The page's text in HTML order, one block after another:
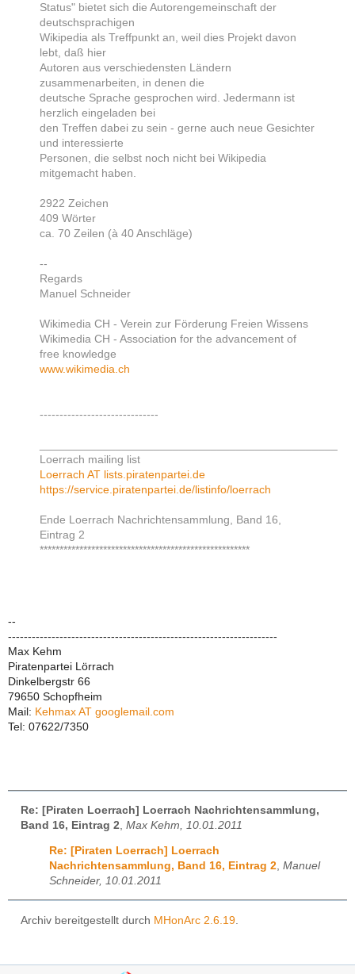
Status" bietet sich die Autorengemeinschaft der
deutschsprachigen
Wikipedia als Treffpunkt an, weil dies Projekt davon
lebt, daß hier
Autoren aus verschiedensten Ländern
zusammenarbeiten, in denen die
deutsche Sprache gesprochen wird. Jedermann ist
herzlich eingeladen bei
den Treffen dabei zu sein - gerne auch neue Gesichter
und interessierte
Personen, die selbst noch nicht bei Wikipedia
mitgemacht haben.
2922 Zeichen
409 Wörter
ca. 70 Zeilen (à 40 Anschläge)
--
Regards
Manuel Schneider
Wikimedia CH - Verein zur Förderung Freien Wissens
Wikimedia CH - Association for the advancement of
free knowledge
www.wikimedia.ch
------------------------------
Loerrach mailing list
Loerrach AT lists.piratenpartei.de
https://service.piratenpartei.de/listinfo/loerrach
Ende Loerrach Nachrichtensammlung, Band 16,
Eintrag 2
*****************************************************
--
--------------------------------------------------------------------
Max Kehm
Piratenpartei Lörrach
Dinkelbergstr 66
79650 Schopfheim
Mail: Kehmax AT googlemail.com
Tel: 07622/7350
Re: [Piraten Loerrach] Loerrach Nachrichtensammlung,
Band 16, Eintrag 2 Max Kehm, 10.01.2011
Re: [Piraten Loerrach] Loerrach
Nachrichtensammlung, Band 16, Eintrag 2, Manuel
Schneider, 10.01.2011
Archiv bereitgestellt durch MHonArc 2.6.19